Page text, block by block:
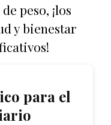
peso, ¡los
y bienestar
para el